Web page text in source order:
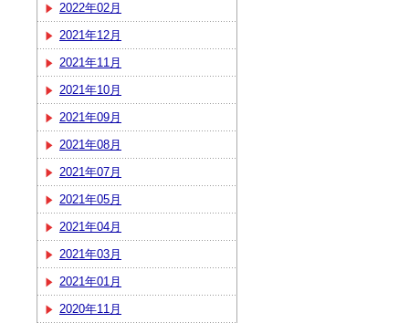
2022年02月
2021年12月
2021年11月
2021年10月
2021年09月
2021年08月
2021年07月
2021年05月
2021年04月
2021年03月
2021年01月
2020年11月